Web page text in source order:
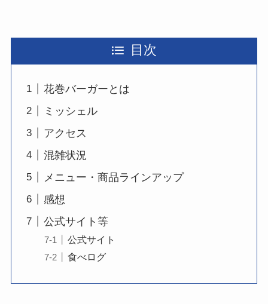
目次
花巻バーガーとは
ミッシェル
アクセス
混雑状況
メニュー・商品ラインアップ
感想
公式サイト等
公式サイト
食べログ